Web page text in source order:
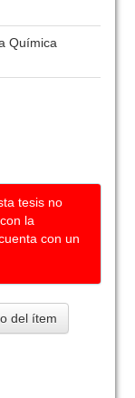
Química
tesis no
la
con un
del ítem